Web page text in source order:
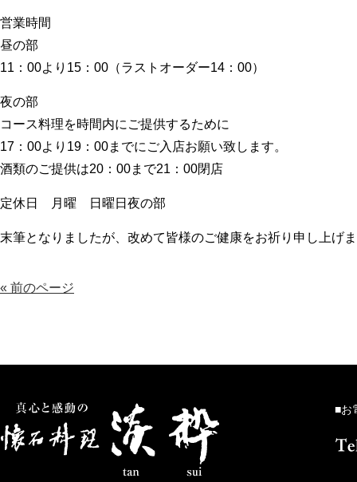
営業時間
昼の部
11：00より15：00（ラストオーダー14：00）
夜の部
コース料理を時間内にご提供するために
17：00より19：00までにご入店お願い致します。
酒類のご提供は20：00まで21：00閉店
定休日 月曜 日曜日夜の部
末筆となりましたが、改めて皆様のご健康をお祈り申し上げ
« 前のページ
■お